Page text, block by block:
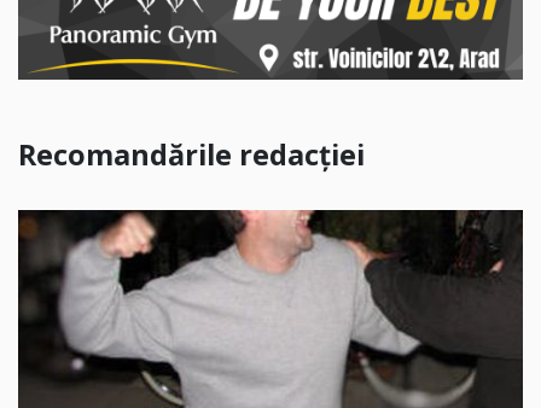
Recomandările redacției